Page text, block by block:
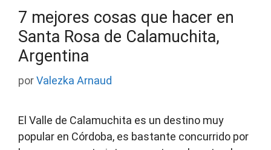
7 mejores cosas que hacer en
Santa Rosa de Calamuchita,
Argentina
porValezka Arnaud
El Valle de Calamuchita es un destino muy
popular en Córdoba, es bastante concurrido por